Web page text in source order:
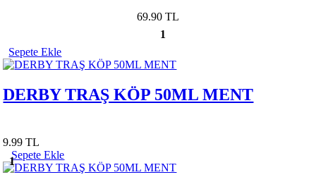
69.90 TL
1
Sepete Ekle
DERBY TRAŞ KÖP 50ML MENT
9.99 TL
1
Sepete Ekle